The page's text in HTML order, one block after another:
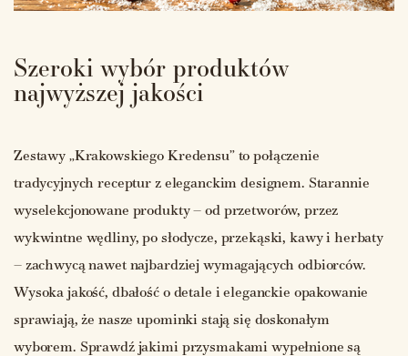
Szeroki wybór produktów
najwyższej jakości
Zestawy „Krakowskiego Kredensu” to połączenie
tradycyjnych receptur z eleganckim designem. Starannie
wyselekcjonowane produkty – od przetworów, przez
wykwintne wędliny, po słodycze, przekąski, kawy i herbaty
– zachwycą nawet najbardziej wymagających odbiorców.
Wysoka jakość, dbałość o detale i eleganckie opakowanie
sprawiają, że nasze upominki stają się doskonałym
wyborem. Sprawdź jakimi przysmakami wypełnione są